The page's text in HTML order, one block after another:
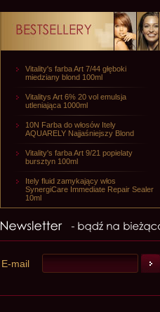
Vitality's farba Art 7/44 głęboki
miedziany blond 100ml
Vitalitys Art 6% 20 vol emulsja
utleniająca 1000ml
10N Farba do włosów Itely
AQUARELY Najjaśniejszy Blond
Vitality's farba Art 9/21 popielaty
bursztyn 100ml
Itely fluid zamykający włos
SynergiCare Immediate Repair Sealer
10ml
E-mail